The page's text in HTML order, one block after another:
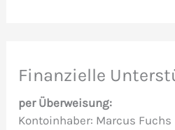
e
n
Finanzielle
per Überweisung:
Kontoinhaber: Marcus Fuchs